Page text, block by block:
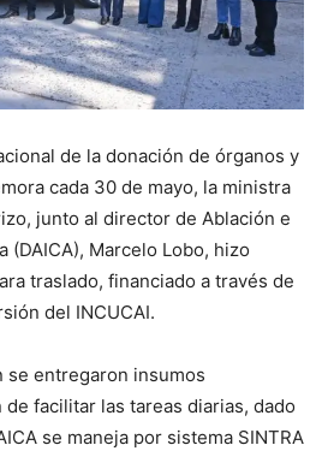
de la donación de órganos y
cada 30 de mayo, la ministra
junto al director de Ablación e
(DAICA), Marcelo Lobo, hizo
traslado, financiado a través de
del INCUCAI.
se entregaron insumos
facilitar las tareas diarias, dado
se maneja por sistema SINTRA